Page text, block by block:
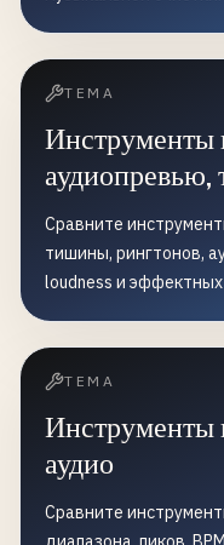
ТЕМА
Инструменты
аудиопревью,
Сравните
тишины, рингтонов,
loudness и
ТЕМА
Инструменты
аудио
Сравните